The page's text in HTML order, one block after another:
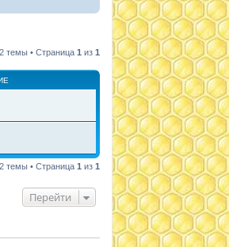
2 темы • Страница 1 из 1
2 темы • Страница 1 из 1
Перейти